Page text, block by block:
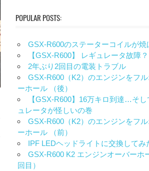
POPULAR POSTS:
GSX-R600のステーターコイルが焼
【GSX-R600】 レギュレータ故障？
2年ぶり2回目の電装トラブル
GSX-R600（K2）のエンジンをフ
ーホール （後）
【GSX-R600】16万キロ到達…そ
ュレータが怪しいの巻
GSX-R600（K2）のエンジンをフ
ーホール （前）
IPF LEDヘッドライトに交換してみ
GSX-R600 K2 エンジンオーバーホ
回目）